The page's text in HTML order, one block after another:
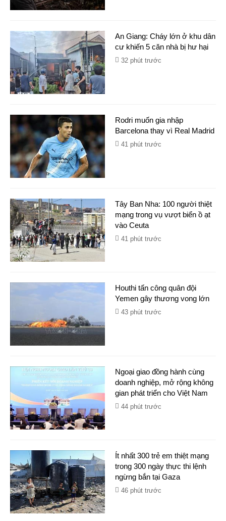
An Giang: Cháy lớn ở khu dân
cư khiến 5 căn nhà bị hư hại
32 phút trước
Rodri muốn gia nhập
Barcelona thay vì Real Madrid
41 phút trước
Tây Ban Nha: 100 người thiệt
mạng trong vụ vượt biển ồ ạt
vào Ceuta
41 phút trước
Houthi tấn công quân đội
Yemen gây thương vong lớn
43 phút trước
Ngoại giao đồng hành cùng
doanh nghiệp, mở rộng không
gian phát triển cho Việt Nam
44 phút trước
Ít nhất 300 trẻ em thiệt mạng
trong 300 ngày thực thi lệnh
ngừng bắn tại Gaza
46 phút trước